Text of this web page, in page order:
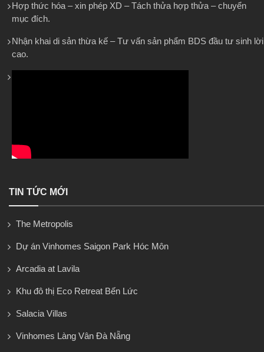
Hợp thức hóa – xin phép XD – Tách thửa hợp thửa – chuyển
mục đích.
Nhận khai di sản thừa kế – Tư vấn sản phẩm BDS đầu tư sinh lời
cao.
TIN TỨC MỚI
The Metropolis
Dự án Vinhomes Saigon Park Hóc Môn
Arcadia at Lavila
Khu đô thị Eco Retreat Bến Lức
Salacia Villas
Vinhomes Làng Vân Đà Nẵng